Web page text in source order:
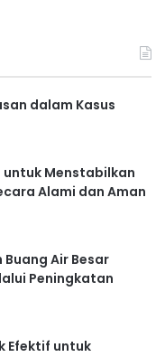
dalam Kasus
untuk Menstabilkan
Alami dan Aman
Air Besar
Peningkatan
Efektif untuk